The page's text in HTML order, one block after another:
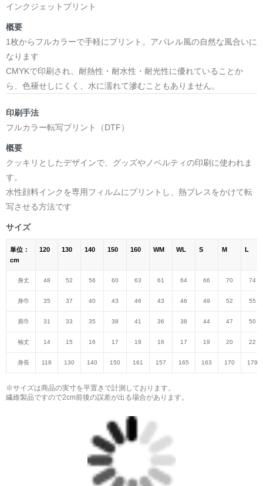
インクジェットプリント
概要
1枚からフルカラーで手軽にプリント。アパレル風の自然な風合いに
なります
CMYKで印刷され、耐熱性・耐水性・耐光性に優れていることか
ら、色褪せしにくく、水に濡れて滲むこともありません。
印刷手法
フルカラー転写プリント（DTF）
概要
クッキリとしたデザインで、グッズやノベルティの印刷に使われま
す。
水性顔料インクを専用フィルムにプリントし、熱プレスをかけて転
写させる方法です
サイズ
単位：
cm
120 130 140 150 160 WM WL S M L
身丈 48 52 56 60 63 61 64 66 70 74
身巾 35 37 40 43 46 43 46 49 52 55
肩巾 31 33 35 38 41 36 38 44 47 50
袖丈 14 15 16 17 18 16 17 19 20 22
身長 118 130 140 150 161 157 165 163 170 179
※サイズは商品の実寸を平置きで計測しております。
繊維製品ですので2cm前後の誤差が出る場合があります。